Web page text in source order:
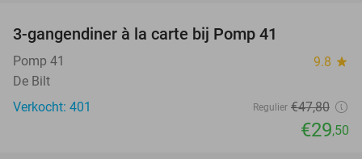
3-gangendiner à la carte bij Pomp 41
Pomp 41 9.8 star
De Bilt
Verkocht: 401
Regulier €47,80
€29,50